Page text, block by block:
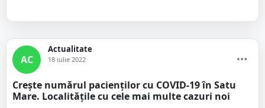
AC
Actualitate
18 iulie 2022
Crește numărul pacienților cu COVID-19 în Satu
Mare. Localitățile cu cele mai multe cazuri noi